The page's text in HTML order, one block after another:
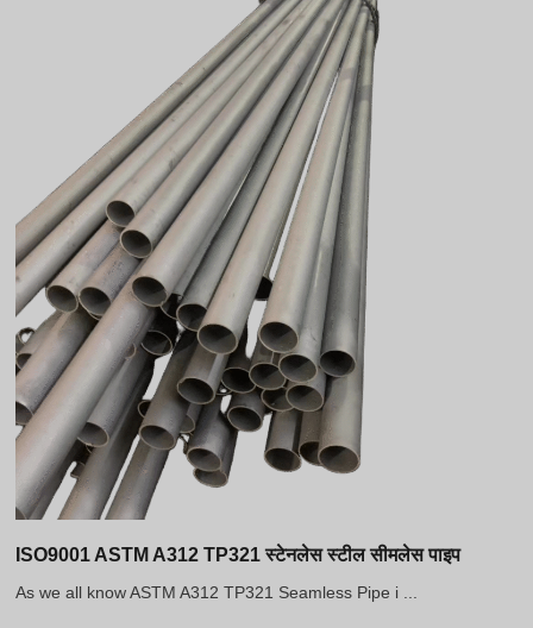
ISO9001 ASTM A312 TP321 स्टेनलेस स्टील सीमलेस पाइप
As we all know ASTM A312 TP321 Seamless Pipe i ...